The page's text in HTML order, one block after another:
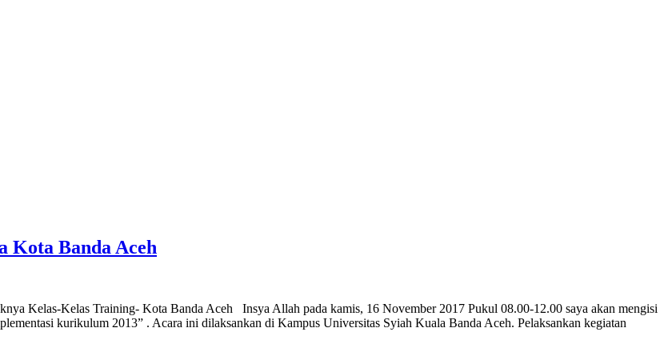
Kota Banda Aceh
Kelas-Kelas Training- Kota Banda Aceh Insya Allah pada kamis, 16 November 2017 Pukul 08.00-12.00 saya akan mengisi
kurikulum 2013” . Acara ini dilaksankan di Kampus Universitas Syiah Kuala Banda Aceh. Pelaksankan kegiatan